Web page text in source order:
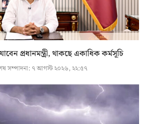
প্রধানমন্ত্রী, থাকছে একাধিক কর্মসূচি
সম্পাদনা: ৭ আগস্ট ২০২৬, ২২:৫৭